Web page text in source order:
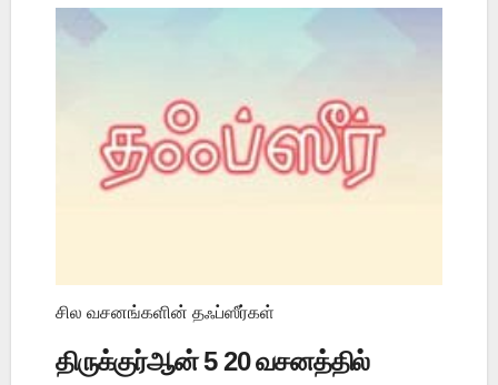
சில வசனங்களின் தஃப்ஸீர்கள்
திருக்குர்ஆன் 5 20 வசனத்தில்